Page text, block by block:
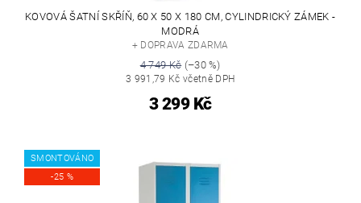
KOVOVÁ ŠATNÍ SKŘÍŇ, 60 X 50 X 180 CM, CYLINDRICKÝ ZÁMEK -
MODRÁ
+ DOPRAVA ZDARMA
4 749 Kč(–30 %)
3 991,79 Kč včetně DPH
3 299 Kč
SMONTOVÁNO
-25 %